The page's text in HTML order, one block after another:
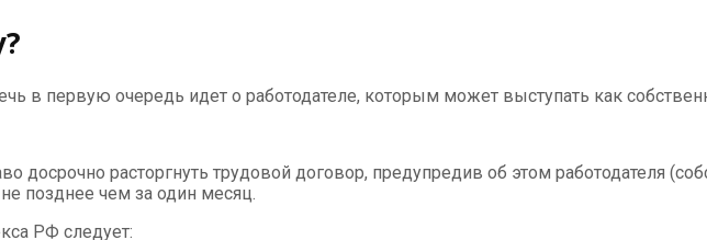
в первую очередь идет о работодателе, которым может выступать как
досрочно расторгнуть трудовой договор, предупредив об этом работодателя
позднее чем за один месяц.
РФ следует: